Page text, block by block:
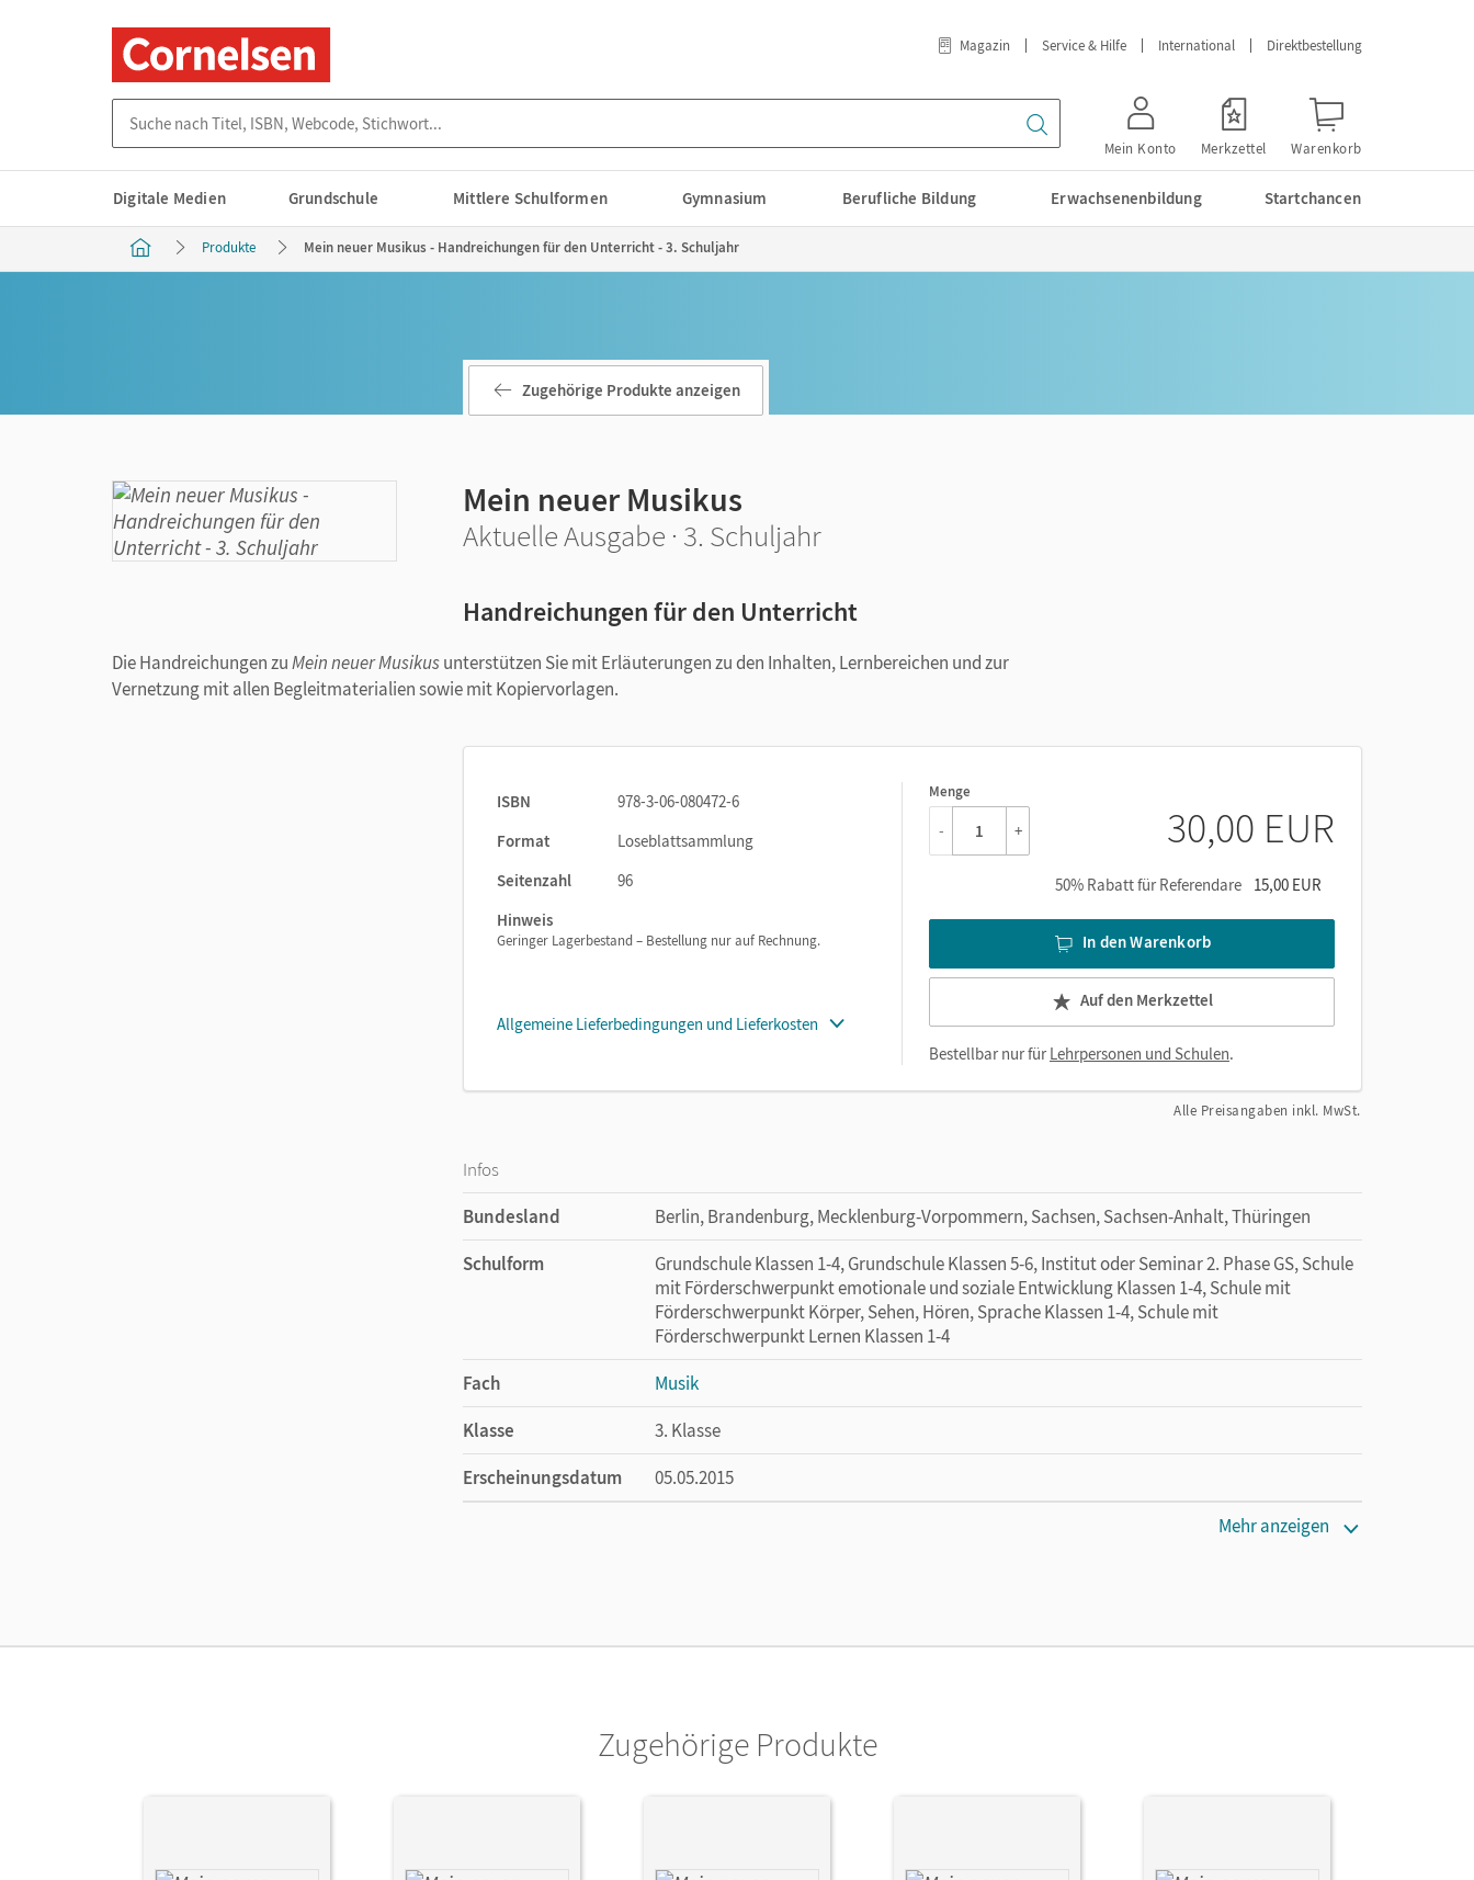
Magazin Service & Hilfe International Direktbestellung
Mein Konto Merkzettel Warenkorb
Digitale Medien Grundschule Mittlere Schulformen Gymnasium Berufliche Bildung Erwachsenenbildung Startchancen
Produkte Mein neuer Musikus - Handreichungen für den Unterricht - 3. Schuljahr
Zugehörige Produkte anzeigen
Mein neuer Musikus
Aktuelle Ausgabe · 3. Schuljahr
Handreichungen für den Unterricht
Die Handreichungen zuMein neuer Musikusunterstützen Sie mit Erläuterungen zu den Inhalten, Lernbereichen und zur
Vernetzung mit allen Begleitmaterialien sowie mit Kopiervorlagen.
ISBN
978-3-06-080472-6
Format
Loseblattsammlung
Seitenzahl
96
Hinweis
Geringer Lagerbestand – Bestellung nur auf Rechnung.
Allgemeine Lieferbedingungen und Lieferkosten
Menge
1
- + 30,00 EUR
50% Rabatt für Referendare 15,00 EUR
In den Warenkorb
Auf den Merkzettel
Bestellbar nur fürLehrpersonen und Schulen.
Alle Preisangaben inkl. MwSt.
Infos
Bundesland
Berlin, Brandenburg, Mecklenburg-Vorpommern, Sachsen, Sachsen-Anhalt, Thüringen
Schulform
Grundschule Klassen 1-4, Grundschule Klassen 5-6, Institut oder Seminar 2. Phase GS, Schule
mit Förderschwerpunkt emotionale und soziale Entwicklung Klassen 1-4, Schule mit
Förderschwerpunkt Körper, Sehen, Hören, Sprache Klassen 1-4, Schule mit
Förderschwerpunkt Lernen Klassen 1-4
Fach
Musik
Klasse
3. Klasse
Erscheinungsdatum
05.05.2015
Mehr anzeigen
Zugehörige Produkte